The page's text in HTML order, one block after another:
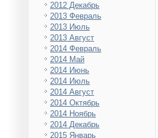
2012 Декабрь
2013 Февраль
2013 Июль
2013 Август
2014 Февраль
2014 Май
2014 Июнь
2014 Июль
2014 Август
2014 Октябрь
2014 Ноябрь
2014 Декабрь
2015 Январь